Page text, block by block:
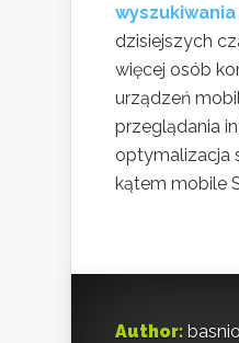
dzisiejszych
więcej osób
urządzeń
przeglądania
optymalizacja
kątem mobile
Author: